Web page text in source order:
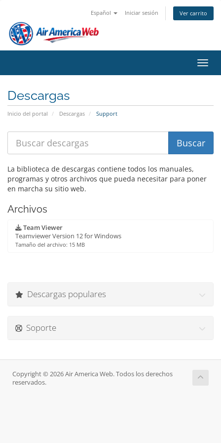
Español Iniciar sesión Ver carrito
Descargas
Inicio del portal Descargas Support
La biblioteca de descargas contiene todos los manuales,
programas y otros archivos que pueda necesitar para poner
en marcha su sitio web.
Archivos
Team Viewer
Teamviewer Version 12 for Windows
Tamaño del archivo: 15 MB
Descargas populares
Soporte
Copyright © 2026 Air America Web. Todos los derechos
reservados.